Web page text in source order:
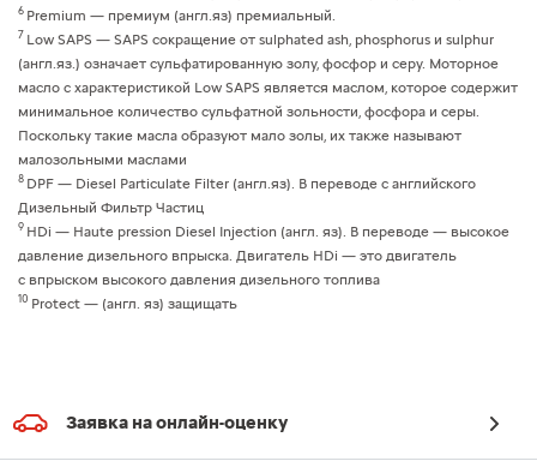
6 Premium — премиум (англ.яз) премиальный.
7 Low SAPS — SAPS сокращение от sulphated ash, phosphorus и sulphur
(англ.яз.) означает сульфатированную золу, фосфор и серу. Моторное
масло с характеристикой Low SAPS является маслом, которое содержит
минимальное количество сульфатной зольности, фосфора и серы.
Поскольку такие масла образуют мало золы, их также называют
малозольными маслами
8 DPF — Diesel Particulate Filter (англ.яз). В переводе с английского
Дизельный Фильтр Частиц
9 HDi — Haute pression Diesel Injection (англ. яз). В переводе — высокое
давление дизельного впрыска. Двигатель HDi — это двигатель
с впрыском высокого давления дизельного топлива
10 Protect — (англ. яз) защищать
Заявка на онлайн-оценку